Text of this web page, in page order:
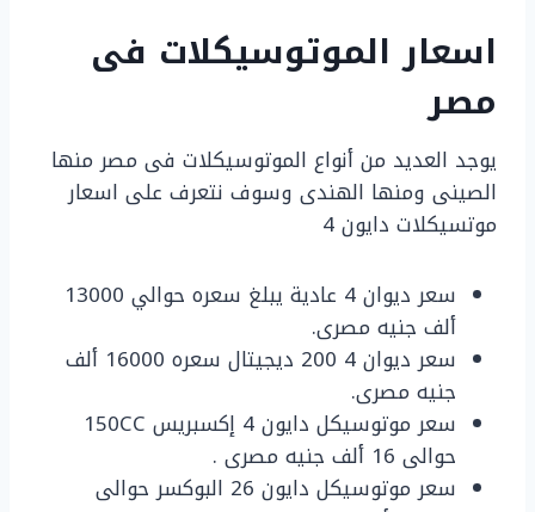
اسعار الموتوسيكلات فى
مصر
يوجد العديد من أنواع الموتوسيكلات فى مصر منها
الصينى ومنها الهندى وسوف نتعرف على اسعار
موتسيكلات دايون 4
سعر ديوان 4 عادية يبلغ سعره حوالي 13000
ألف جنيه مصرى.
سعر ديوان 4 200 ديجيتال سعره 16000 ألف
جنيه مصرى.
سعر موتوسيكل دايون 4 إكسبريس 150CC
حوالى 16 ألف جنيه مصرى .
سعر موتوسيكل دايون 26 البوكسر حوالى